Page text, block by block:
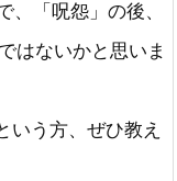
、「呪怨」の後、
はないかと思いま
いう方、ぜひ教え